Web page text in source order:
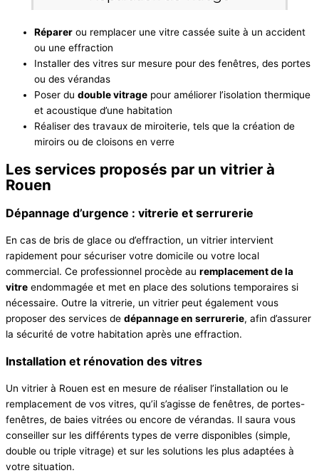
Réparer ou remplacer une vitre cassée suite à un accident
ou une effraction
Installer des vitres sur mesure pour des fenêtres, des portes
ou des vérandas
Poser du double vitrage pour améliorer l’isolation thermique
et acoustique d’une habitation
Réaliser des travaux de miroiterie, tels que la création de
miroirs ou de cloisons en verre
Les services proposés par un vitrier à
Rouen
Dépannage d’urgence : vitrerie et serrurerie
En cas de bris de glace ou d’effraction, un vitrier intervient
rapidement pour sécuriser votre domicile ou votre local
commercial. Ce professionnel procède au remplacement de la
vitre endommagée et met en place des solutions temporaires si
nécessaire. Outre la vitrerie, un vitrier peut également vous
proposer des services de dépannage en serrurerie, afin d’assurer
la sécurité de votre habitation après une effraction.
Installation et rénovation des vitres
Un vitrier à Rouen est en mesure de réaliser l’installation ou le
remplacement de vos vitres, qu’il s’agisse de fenêtres, de portes-
fenêtres, de baies vitrées ou encore de vérandas. Il saura vous
conseiller sur les différents types de verre disponibles (simple,
double ou triple vitrage) et sur les solutions les plus adaptées à
votre situation.